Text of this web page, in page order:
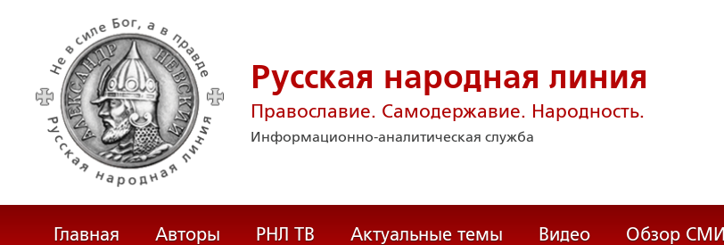
Русская народная линия
Православие. Самодержавие. Народность.
Информационно-аналитическая служба
Главная Авторы РНЛ ТВ Актуальные темы Видео Обзор СМИ